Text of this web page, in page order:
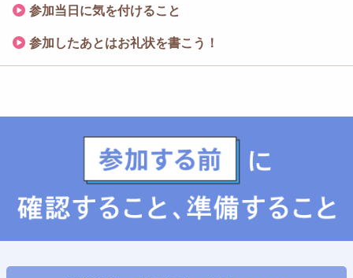
参加当日に気を付けること
参加したあとはお礼状を書こう！